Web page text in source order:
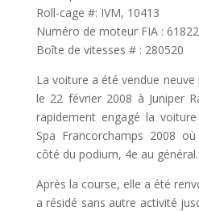
Roll-cage #: IVM, 10413
Numéro de moteur FIA :
Boîte de vitesses # : 280520
La voiture a été vendue
le 22 février 2008 à Juniper
rapidement engagé la
Spa Francorchamps 2008
côté du podium, 4e au général.
Après la course, elle a été
a résidé sans autre activité